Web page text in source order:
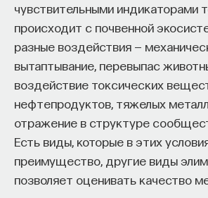
чувствительными индикаторами
происходит с почвенной
разные воздействия —
вытаптывание, перевыпас
воздействие токсических
нефтепродуктов, тяжелых
отражение в структуре
Есть виды, которые в этих
преимущество, другие виды
позволяет оценивать качество